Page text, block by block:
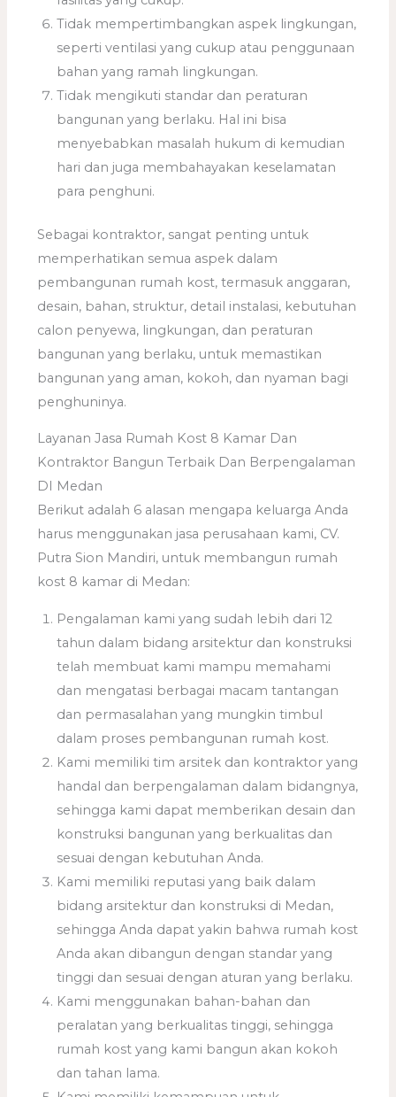
Tidak mempertimbangkan aspek lingkungan,
seperti ventilasi yang cukup atau penggunaan
bahan yang ramah lingkungan.
Tidak mengikuti standar dan peraturan
bangunan yang berlaku. Hal ini bisa
menyebabkan masalah hukum di kemudian
hari dan juga membahayakan keselamatan
para penghuni.
Sebagai kontraktor, sangat penting untuk
memperhatikan semua aspek dalam
pembangunan rumah kost, termasuk anggaran,
desain, bahan, struktur, detail instalasi, kebutuhan
calon penyewa, lingkungan, dan peraturan
bangunan yang berlaku, untuk memastikan
bangunan yang aman, kokoh, dan nyaman bagi
penghuninya.
Layanan Jasa Rumah Kost 8 Kamar Dan
Kontraktor Bangun Terbaik Dan Berpengalaman
DI Medan
Berikut adalah 6 alasan mengapa keluarga Anda
harus menggunakan jasa perusahaan kami, CV.
Putra Sion Mandiri, untuk membangun rumah
kost 8 kamar di Medan:
Pengalaman kami yang sudah lebih dari 12
tahun dalam bidang arsitektur dan konstruksi
telah membuat kami mampu memahami
dan mengatasi berbagai macam tantangan
dan permasalahan yang mungkin timbul
dalam proses pembangunan rumah kost.
Kami memiliki tim arsitek dan kontraktor yang
handal dan berpengalaman dalam bidangnya,
sehingga kami dapat memberikan desain dan
konstruksi bangunan yang berkualitas dan
sesuai dengan kebutuhan Anda.
Kami memiliki reputasi yang baik dalam
bidang arsitektur dan konstruksi di Medan,
sehingga Anda dapat yakin bahwa rumah kost
Anda akan dibangun dengan standar yang
tinggi dan sesuai dengan aturan yang berlaku.
Kami menggunakan bahan-bahan dan
peralatan yang berkualitas tinggi, sehingga
rumah kost yang kami bangun akan kokoh
dan tahan lama.